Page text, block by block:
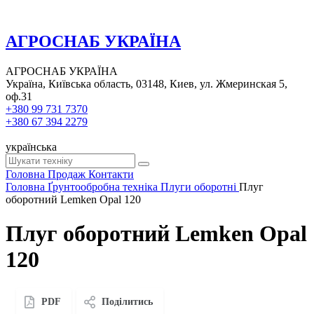
АГРОСНАБ УКРАЇНА
АГРОСНАБ УКРАЇНА
Україна, Київська область, 03148, Киев, ул. Жмеринская 5,
оф.31
+380 99 731 7370
+380 67 394 2279
українська
Головна Продаж Контакти
Головна Ґрунтообробна техніка Плуги оборотні Плуг
оборотний Lemken Opal 120
Плуг оборотний Lemken Opal
120
PDF Поділитись